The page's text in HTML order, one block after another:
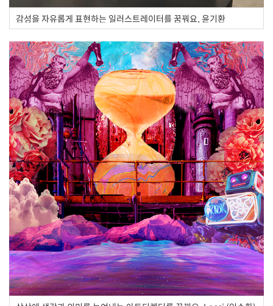
감성을 자유롭게 표현하는 일러스트레이터를 꿈꿔요, 윤기환